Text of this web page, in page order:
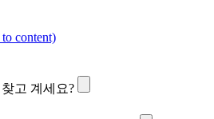
content)
고 계세요?